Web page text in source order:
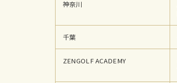
神奈川
千葉
ZENGOLF ACADEMY